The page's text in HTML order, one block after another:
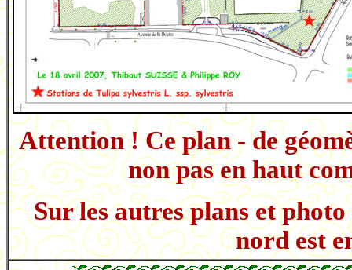
Attention ! Ce plan - de
non pas en haut
Sur les autres plans et
nord est